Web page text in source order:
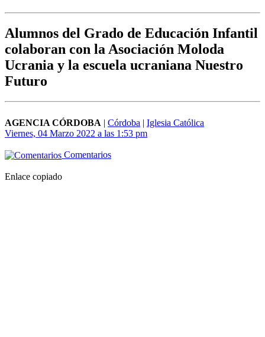
Alumnos del Grado de Educación Infantil
colaboran con la Asociación Moloda
Ucrania y la escuela ucraniana Nuestro
Futuro
AGENCIA CÓRDOBA | Córdoba | Iglesia Católica
Viernes, 04 Marzo 2022 a las 1:53 pm
Comentarios
Enlace copiado